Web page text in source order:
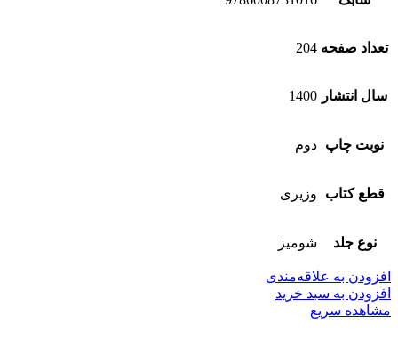
تعداد صفحه 204
سال انتشار 1400
نوبت چاپ دوم
قطع کتاب وزیری
نوع جلد شومیز
افزودن به علاقه‌مندی
افزودن به سبد خرید
مشاهده سریع